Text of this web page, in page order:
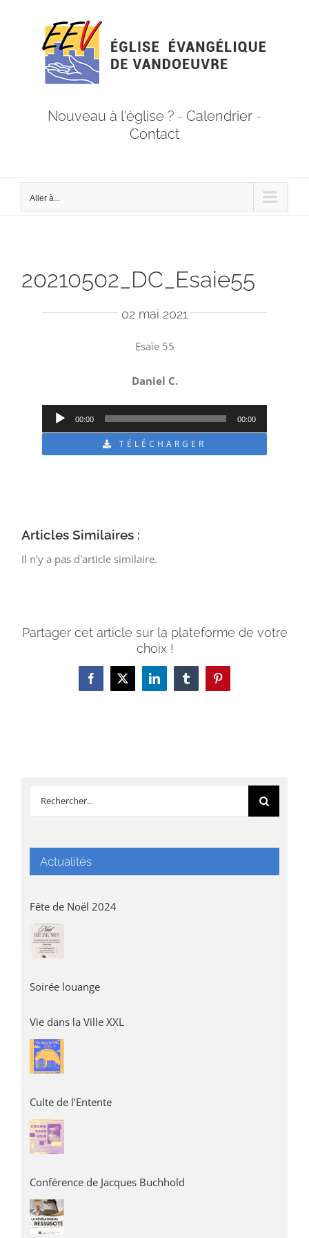
Nouveau à l'église ? - Calendrier -
Contact
Aller à...
20210502_DC_Esaie55
02 mai 2021
Esaïe 55
Daniel C.
Lecteur
audio
00:00 00:00
TÉLÉCHARGER
Articles Similaires :
Il n'y a pas d'article similaire.
Partager cet article sur la plateforme de votre
choix !
Facebook
X LinkedInTumblrPinterest
Rechercher:
Actualités
Fête de Noël 2024
Soirée louange
Vie dans la Ville XXL
Culte de l’Entente
Conférence de Jacques Buchhold